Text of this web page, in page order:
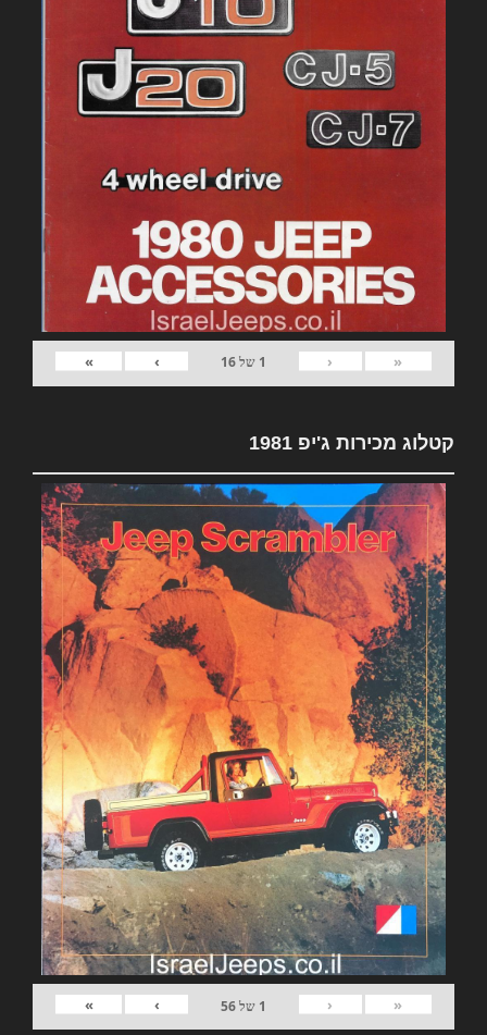
«
‹
1 של16
›
»
קטלוג מכירות ג'יפ 1981
«
‹
1 של56
›
»